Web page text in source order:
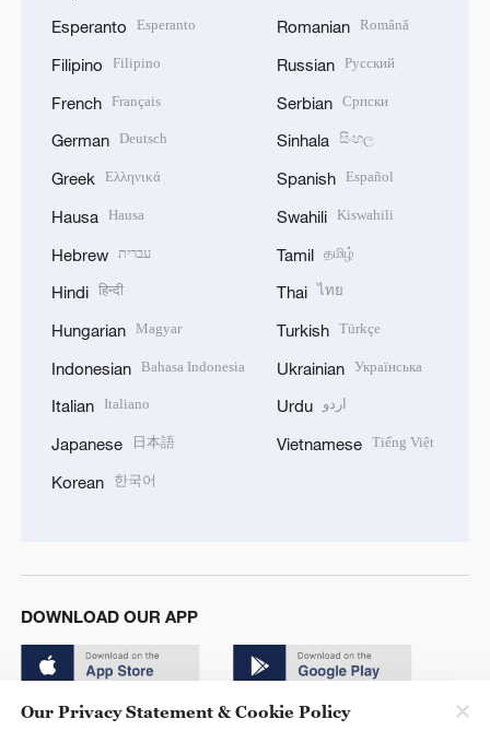
Esperanto Esperanto
Filipino Filipino
French Français
German Deutsch
Greek Ελληνικά
Hausa Hausa
Hebrew עברית
Hindi हिन्दी
Hungarian Magyar
Indonesian Bahasa Indonesia
Italian Italiano
Japanese 日本語
Korean 한국어
Romanian Română
Russian Русский
Serbian Српски
Sinhala සිංහල
Spanish Español
Swahili Kiswahili
Tamil தமிழ்
Thai ไทย
Turkish Türkçe
Ukrainian Українська
Urdu اردو
Vietnamese Tiếng Việt
DOWNLOAD OUR APP
Our Privacy Statement & Cookie Policy